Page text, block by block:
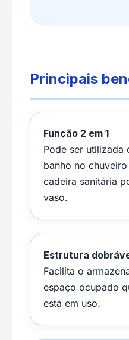
Principais
Função 2 em 1
Pode ser utilizada
banho no
cadeira sanitária
vaso.
Estrutura
Facilita o
espaço ocupado
está em uso.